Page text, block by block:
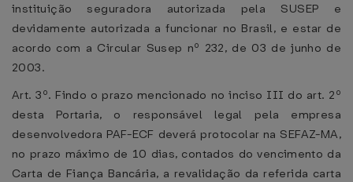
instituição seguradora autorizada pela SUSEP e
devidamente autorizada a funcionar no Brasil, e estar de
acordo com a Circular Susep nº 232, de 03 de junho de
2003.
Art. 3º. Findo o prazo mencionado no inciso III do art. 2º
desta Portaria, o responsável legal pela empresa
desenvolvedora PAF-ECF deverá protocolar na SEFAZ-MA,
no prazo máximo de 10 dias, contados do vencimento da
Carta de Fiança Bancária, a revalidação da referida carta